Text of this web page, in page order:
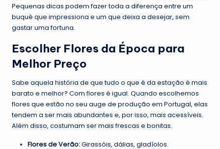
Pequenas dicas podem fazer toda a diferença entre um
buquê que impressiona e um que deixa a desejar, sem
gastar uma fortuna.
Escolher Flores da Época para
Melhor Preço
Sabe aquela história de que tudo o que é da estação é mais
barato e melhor? Com flores é igual. Quando escolhemos
flores que estão no seu auge de produção em Portugal, elas
tendem a ser mais abundantes e, por isso, mais acessíveis.
Além disso, costumam ser mais frescas e bonitas.
Flores de Verão:Girassóis, dálias, gladíolos.